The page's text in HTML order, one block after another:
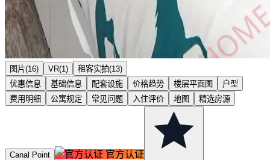
图片(16) VR(1)
租客实拍(13)
优惠信息
基础信息 配套设施 价格趋势 楼层平面图
户型
费用明细
公寓规定 常见问题 入住评价 地图 精选房源
Canal Point 官方认证